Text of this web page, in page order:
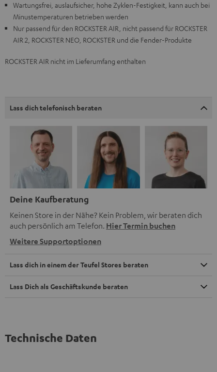
Wartungsfrei, auslaufsicher, hohe Zyklen-Festigkeit, kann auch bei
Minustemperaturen betrieben werden
Nur passend für den ROCKSTER AIR, nicht passend für ROCKSTER
AIR 2, ROCKSTER NEO, ROCKSTER und die Fender-Produkte
ROCKSTER AIR nicht im Lieferumfang enthalten
Lass dich telefonisch beraten
Deine Kaufberatung
Keinen Store in der Nähe? Kein Problem, wir beraten dich
auch persönlich am Telefon. Hier Termin buchen
Weitere Supportoptionen
Lass dich in einem der Teufel Stores beraten
Lass Dich als Geschäftskunde beraten
Technische Daten